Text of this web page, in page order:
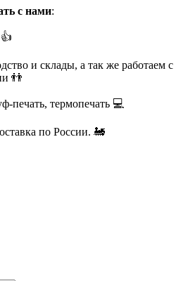
с нами:
и склады, а так же работаем с
👬
печать, термопечать 💻
по России. 🚂